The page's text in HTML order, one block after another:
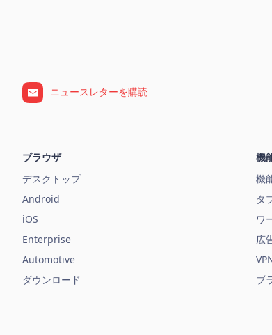
ニュースレターを購読
ブラウザ
デスクトップ
Android
iOS
Enterprise
Automotive
ダウンロード
機
機
タ
ワ
広
ブ